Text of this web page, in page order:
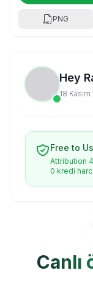
PNG
Hey
18
Free to
Attribution
0 kredi